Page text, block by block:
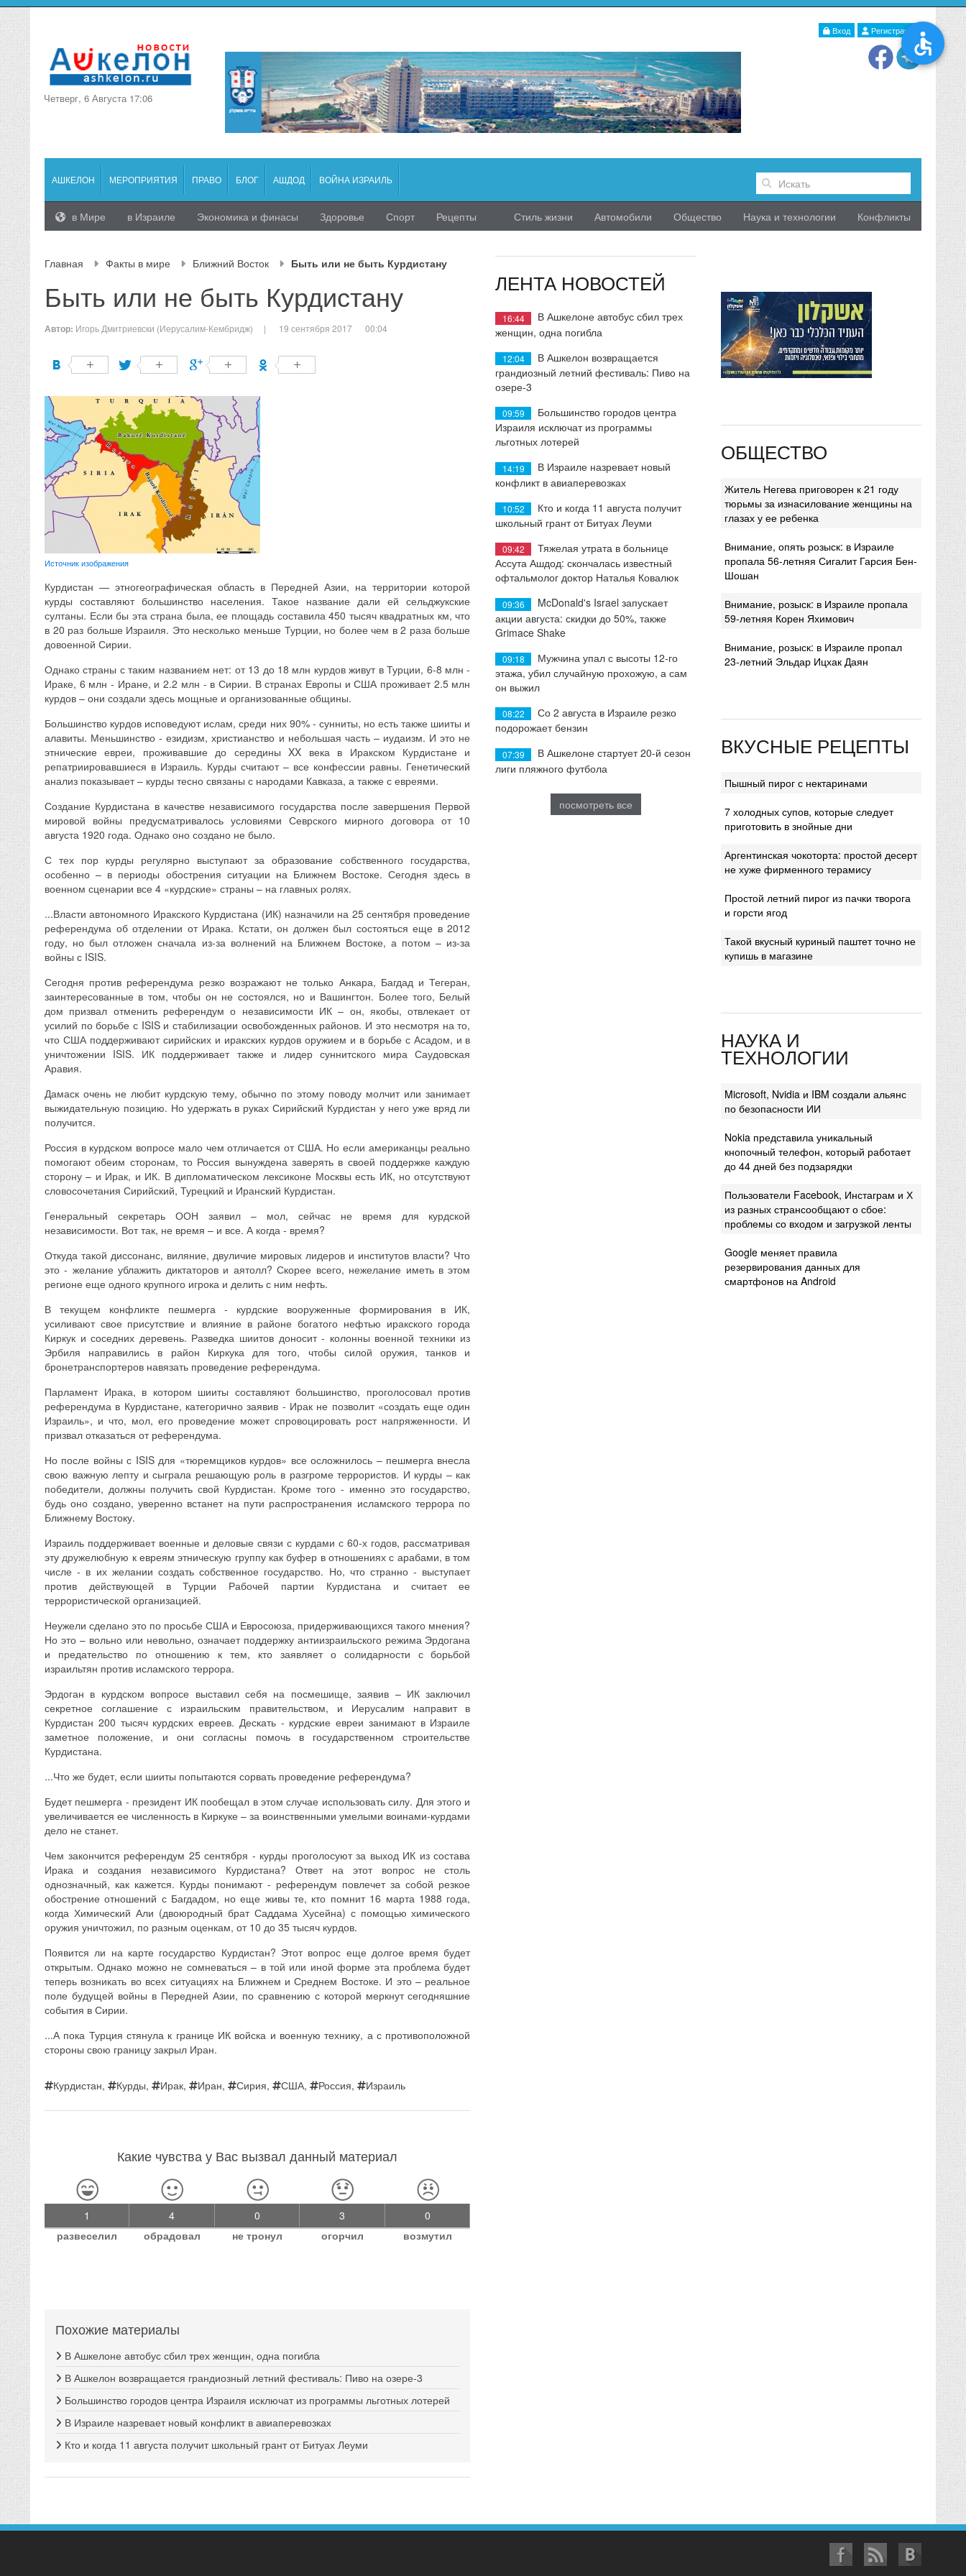
Вход Регистрация
Четверг, 6 Августа 17:06
АШКЕЛОН МЕРОПРИЯТИЯ ПРАВО БЛОГ АШДОД ВОЙНА ИЗРАИЛЬ
в Мире в Израиле Экономика и финасы Здоровье Спорт Рецепты Стиль жизни Автомобили Общество Наука и технологии Конфликты
Главная Факты в мире Ближний Восток Быть или не быть Курдистану
Быть или не быть Курдистану
Автор: Игорь Дмитриевски (Иерусалим-Кембридж) | 19 сентября 2017 00:04
Источник изображения
Курдистан — этногеографическая область в Передней Азии, на территории которой
курды составляют большинство населения. Такое название дали ей сельджукские
султаны. Если бы эта страна была, ее площадь составила 450 тысяч квадратных км, что
в 20 раз больше Израиля. Это несколько меньше Турции, но более чем в 2 раза больше
довоенной Сирии.
Однако страны с таким названием нет: от 13 до 18 млн курдов живут в Турции, 6-8 млн -
Ираке, 6 млн - Иране, и 2.2 млн - в Сирии. В странах Европы и США проживает 2.5 млн
курдов – они создали здесь мощные и организованные общины.
Большинство курдов исповедуют ислам, среди них 90% - сунниты, но есть также шииты и
алавиты. Меньшинство - езидизм, христианство и небольшая часть – иудаизм. И это не
этнические евреи, проживавшие до середины XX века в Иракском Курдистане и
репатриировавшиеся в Израиль. Курды считают – все конфессии равны. Генетический
анализ показывает – курды тесно связаны с народами Кавказа, а также с евреями.
Создание Курдистана в качестве независимого государства после завершения Первой
мировой войны предусматривалось условиями Севрского мирного договора от 10
августа 1920 года. Однако оно создано не было.
С тех пор курды регулярно выступают за образование собственного государства,
особенно – в периоды обострения ситуации на Ближнем Востоке. Сегодня здесь в
военном сценарии все 4 «курдские» страны – на главных ролях.
...Власти автономного Иракского Курдистана (ИК) назначили на 25 сентября проведение
референдума об отделении от Ирака. Кстати, он должен был состояться еще в 2012
году, но был отложен сначала из-за волнений на Ближнем Востоке, а потом – из-за
войны с ISIS.
Сегодня против референдума резко возражают не только Анкара, Багдад и Тегеран,
заинтересованные в том, чтобы он не состоялся, но и Вашингтон. Более того, Белый
дом призвал отменить референдум о независимости ИК – он, якобы, отвлекает от
усилий по борьбе с ISIS и стабилизации освобожденных районов. И это несмотря на то,
что США поддерживают сирийских и иракских курдов оружием и в борьбе с Асадом, и в
уничтожении ISIS. ИК поддерживает также и лидер суннитского мира Саудовская
Аравия.
Дамаск очень не любит курдскую тему, обычно по этому поводу молчит или занимает
выжидательную позицию. Но удержать в руках Сирийский Курдистан у него уже вряд ли
получится.
Россия в курдском вопросе мало чем отличается от США. Но если американцы реально
помогают обеим сторонам, то Россия вынуждена заверять в своей поддержке каждую
сторону – и Ирак, и ИК. В дипломатическом лексиконе Москвы есть ИК, но отсутствуют
словосочетания Сирийский, Турецкий и Иранский Курдистан.
Генеральный секретарь ООН заявил – мол, сейчас не время для курдской
независимости. Вот так, не время – и все. А когда - время?
Откуда такой диссонанс, виляние, двуличие мировых лидеров и институтов власти? Что
это - желание ублажить диктаторов и аятолл? Скорее всего, нежелание иметь в этом
регионе еще одного крупного игрока и делить с ним нефть.
В текущем конфликте пешмерга - курдские вооруженные формирования в ИК,
усиливают свое присутствие и влияние в районе богатого нефтью иракского города
Киркук и соседних деревень. Разведка шиитов доносит - колонны военной техники из
Эрбиля направились в район Киркука для того, чтобы силой оружия, танков и
бронетранспортеров навязать проведение референдума.
Парламент Ирака, в котором шииты составляют большинство, проголосовал против
референдума в Курдистане, категорично заявив - Ирак не позволит «создать еще один
Израиль», и что, мол, его проведение может спровоцировать рост напряженности. И
призвал отказаться от референдума.
Но после войны с ISIS для «тюремщиков курдов» все осложнилось – пешмерга внесла
свою важную лепту и сыграла решающую роль в разгроме террористов. И курды – как
победители, должны получить свой Курдистан. Кроме того - именно это государство,
будь оно создано, уверенно встанет на пути распространения исламского террора по
Ближнему Востоку.
Израиль поддерживает военные и деловые связи с курдами с 60-х годов, рассматривая
эту дружелюбную к евреям этническую группу как буфер в отношениях с арабами, в том
числе - в их желании создать собственное государство. Но, что странно - выступает
против действующей в Турции Рабочей партии Курдистана и считает ее
террористической организацией.
Неужели сделано это по просьбе США и Евросоюза, придерживающихся такого мнения?
Но это – вольно или невольно, означает поддержку антиизраильского режима Эрдогана
и предательство по отношению к тем, кто заявляет о солидарности с борьбой
израильтян против исламского террора.
Эрдоган в курдском вопросе выставил себя на посмешище, заявив – ИК заключил
секретное соглашение с израильским правительством, и Иерусалим направит в
Курдистан 200 тысяч курдских евреев. Дескать - курдские евреи занимают в Израиле
заметное положение, и они согласны помочь в государственном строительстве
Курдистана.
...Что же будет, если шииты попытаются сорвать проведение референдума?
Будет пешмерга - президент ИК пообещал в этом случае использовать силу. Для этого и
увеличивается ее численность в Киркуке – за воинственными умелыми воинами-курдами
дело не станет.
Чем закончится референдум 25 сентября - курды проголосуют за выход ИК из состава
Ирака и создания независимого Курдистана? Ответ на этот вопрос не столь
однозначный, как кажется. Курды понимают - референдум повлечет за собой резкое
обострение отношений с Багдадом, но еще живы те, кто помнит 16 марта 1988 года,
когда Химический Али (двоюродный брат Саддама Хусейна) с помощью химического
оружия уничтожил, по разным оценкам, от 10 до 35 тысяч курдов.
Появится ли на карте государство Курдистан? Этот вопрос еще долгое время будет
открытым. Однако можно не сомневаться – в той или иной форме эта проблема будет
теперь возникать во всех ситуациях на Ближнем и Среднем Востоке. И это – реальное
поле будущей войны в Передней Азии, по сравнению с которой меркнут сегодняшние
события в Сирии.
...А пока Турция стянула к границе ИК войска и военную технику, а с противоположной
стороны свою границу закрыл Иран.
Курдистан, Курды, Ирак, Иран, Сирия, США, Россия, Израиль
Какие чувства у Вас вызвал данный материал
1
развеселил
4
обрадовал
0
не тронул
3
огорчил
0
возмутил
Похожие материалы
В Ашкелоне автобус сбил трех женщин, одна погибла
В Ашкелон возвращается грандиозный летний фестиваль: Пиво на озере-3
Большинство городов центра Израиля исключат из программы льготных лотерей
В Израиле назревает новый конфликт в авиаперевозках
Кто и когда 11 августа получит школьный грант от Битуах Леуми
ЛЕНТА НОВОСТЕЙ
16:44
В Ашкелоне автобус сбил трех
женщин, одна погибла
12:04
В Ашкелон возвращается
грандиозный летний фестиваль: Пиво на
озере-3
09:59
Большинство городов центра
Израиля исключат из программы
льготных лотерей
14:19
В Израиле назревает новый
конфликт в авиаперевозках
10:52
Кто и когда 11 августа получит
школьный грант от Битуах Леуми
09:42
Тяжелая утрата в больнице
Ассута Ашдод: скончалась известный
офтальмолог доктор Наталья Ковалюк
09:36
McDonald's Israel запускает
акции августа: скидки до 50%, также
Grimace Shake
09:18
Мужчина упал с высоты 12-го
этажа, убил случайную прохожую, а сам
он выжил
08:22
Со 2 августа в Израиле резко
подорожает бензин
07:39
В Ашкелоне стартует 20-й сезон
лиги пляжного футбола
посмотреть все
ОБЩЕСТВО
Житель Негева приговорен к 21 году
тюрьмы за изнасилование женщины на
глазах у ее ребенка
Внимание, опять розыск: в Израиле
пропала 56-летняя Сигалит Гарсия Бен-
Шошан
Внимание, розыск: в Израиле пропала
59-летняя Корен Яхимович
Внимание, розыск: в Израиле пропал
23-летний Эльдар Ицхак Даян
ВКУСНЫЕ РЕЦЕПТЫ
Пышный пирог с нектаринами
7 холодных супов, которые следует
приготовить в знойные дни
Аргентинская чокоторта: простой десерт
не хуже фирменного терамису
Простой летний пирог из пачки творога
и горсти ягод
Такой вкусный куриный паштет точно не
купишь в магазине
НАУКА И
ТЕХНОЛОГИИ
Microsoft, Nvidia и IBM создали альянс
по безопасности ИИ
Nokia представила уникальный
кнопочный телефон, который работает
до 44 дней без подзарядки
Пользователи Facebook, Инстаграм и Х
из разных странсообщают о сбое:
проблемы со входом и загрузкой ленты
Google меняет правила
резервирования данных для
смартфонов на Android